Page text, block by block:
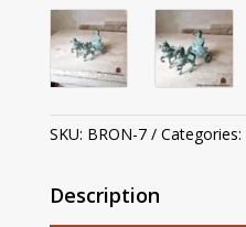
Description
SKU: BRON-7 Categories: